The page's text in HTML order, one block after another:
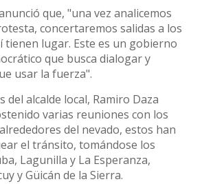
que, "una vez analicemos
concertaremos salidas a los
tienen lugar. Este es un gobierno
que busca dialogar y
usar la fuerza".
del alcalde local, Ramiro Daza
varias reuniones con los
del nevado, estos han
el tránsito, tomándose los
Lagunilla y La Esperanza,
y Güicán de la Sierra.